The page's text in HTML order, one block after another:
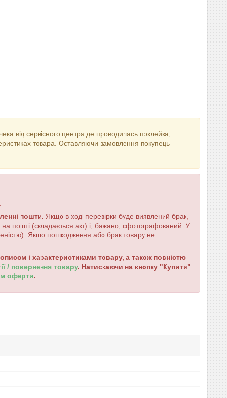
від сервісного центра де проводилась поклейка,
товара. Оставляючи замовлення покупець
пошти. Якщо в ході перевірки буде виявлений брак,
пошті (складається акт) і, бажано, сфотографований. У
Якщо пошкодження або брак товару не
і характеристиками товару, а також повністю
/ повернення товару. Натискаючи на кнопку "Купити"
оферти.